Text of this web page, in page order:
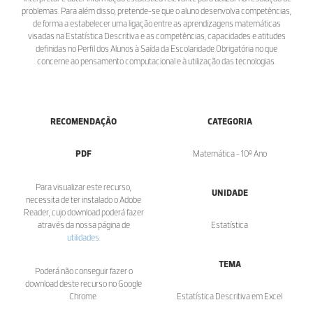
problemas. Para além disso, pretende-se que o aluno desenvolva competências,
de forma a estabelecer uma ligação entre as aprendizagens matemáticas
visadas na Estatística Descritiva e as competências, capacidades e atitudes
definidas no Perfil dos Alunos à Saída da Escolaridade Obrigatória no que
concerne ao pensamento computacional e à utilização das tecnologias.
RECOMENDAÇÃO
PDF
Para visualizar este recurso,
necessita de ter instalado o Adobe
Reader, cujo download poderá fazer
através da nossa página de
utilidades.
Poderá não conseguir fazer o
download deste recurso no Google
Chrome.
CATEGORIA
Matemática - 10º Ano
UNIDADE
Estatística
TEMA
Estatística Descritiva em Excel